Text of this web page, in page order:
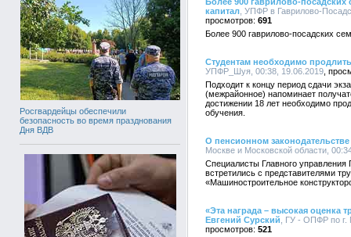
Росгвардейцы обеспечили
безопасность во время празднования
Дня ВДВ
капитал , УПФР в Гаврилово-
691
Более 900 гаврилово-посадских
Студентам необходимо
УПФР_Шуя, 00:38, 19.06.2019
Подходит к концу период сдачи
(межрайонное) напоминает
достижении 18 лет необходимо
обучения.
О пенсионном
Москве и Московской области,
Специалисты Главного
встретились с представителями
«Машиностроительное
«Эта награда – высокая оценка
Евгений Сурский , ГУ - ОПФР по г.
521